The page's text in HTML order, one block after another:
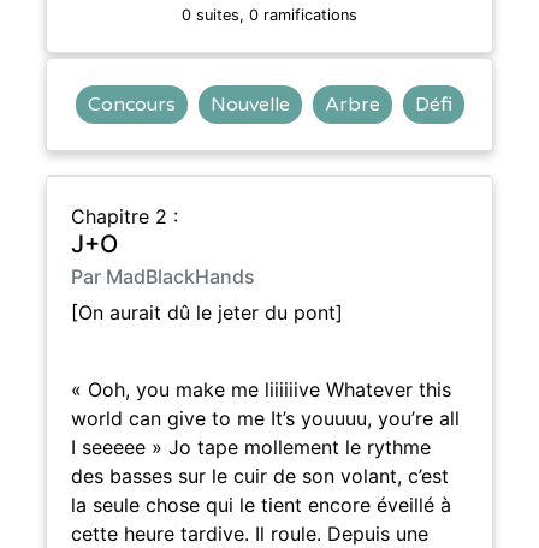
0 suites, 0 ramifications
Concours Nouvelle Arbre Défi
Chapitre 2 :
J+O
Par MadBlackHands
[On aurait dû le jeter du pont]
« Ooh, you make me liiiiiive Whatever this
world can give to me It’s youuuu, you’re all
I seeeee » Jo tape mollement le rythme
des basses sur le cuir de son volant, c’est
la seule chose qui le tient encore éveillé à
cette heure tardive. Il roule. Depuis une